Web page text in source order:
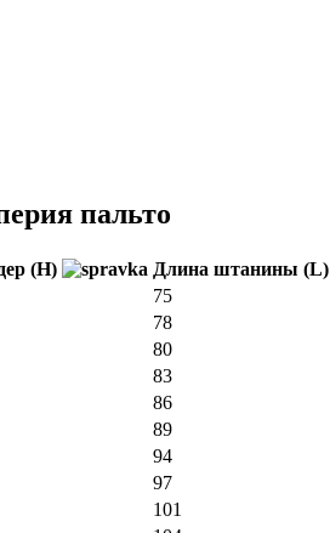
пальто
(H)
Длина штанины (L)
75
78
80
83
86
89
94
97
101